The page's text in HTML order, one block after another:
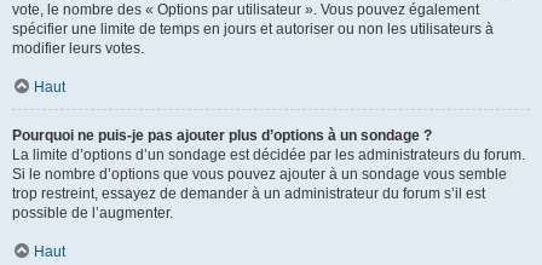
vote, le nombre des « Options par utilisateur ». Vous pouvez également
spécifier une limite de temps en jours et autoriser ou non les utilisateurs à
modifier leurs votes.
Haut
Pourquoi ne puis-je pas ajouter plus d’options à un sondage ?
La limite d’options d’un sondage est décidée par les administrateurs du forum.
Si le nombre d’options que vous pouvez ajouter à un sondage vous semble
trop restreint, essayez de demander à un administrateur du forum s’il est
possible de l’augmenter.
Haut